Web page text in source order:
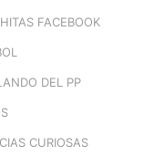
FACEBOOK
DEL PP
CURIOSAS